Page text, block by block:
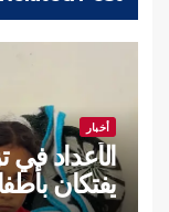
أخبار
الأعداد في
يفتكان